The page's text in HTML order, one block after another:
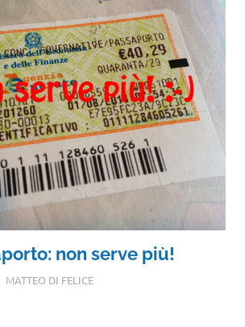
non serve più!
MATTEO DI FELICE